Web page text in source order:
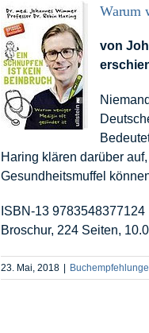
Warum
von
Haring klären darüber
Gesundheitsmuffel
ISBN-13 9783548377124
Broschur, 224 Seiten,
23. Mai, 2018